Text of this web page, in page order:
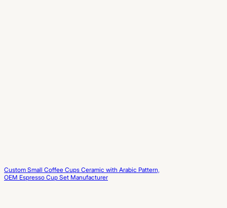
Custom Small Coffee Cups Ceramic with Arabic Pattern,
OEM Espresso Cup Set Manufacturer